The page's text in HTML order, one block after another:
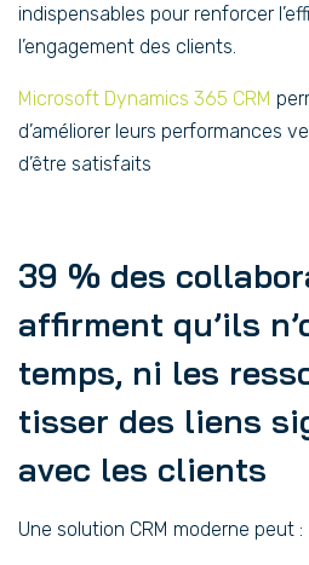
indispensables pour renforcer
l’engagement des clients.
Microsoft Dynamics 365 CRM
d’améliorer leurs performances
d’être satisfaits
39 % des
affirment qu’ils
temps, ni les
tisser des liens
avec les clients
Une solution CRM moderne peut :